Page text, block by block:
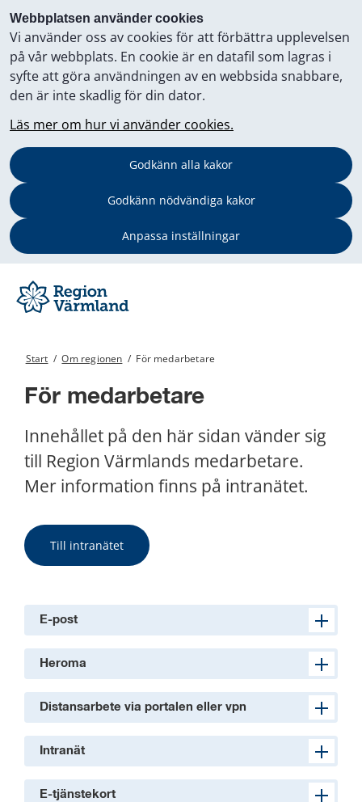
Webbplatsen använder cookies
Vi använder oss av cookies för att förbättra upplevelsen
på vår webbplats. En cookie är en datafil som lagras i
syfte att göra användningen av en webbsida snabbare,
den är inte skadlig för din dator.
Läs mer om hur vi använder cookies.
Godkänn alla kakor
Godkänn nödvändiga kakor
Anpassa inställningar
Start / Om regionen / För medarbetare
För medarbetare
Innehållet på den här sidan vänder sig
till Region Värmlands medarbetare.
Mer information finns på intranätet.
Till intranätet
E-post
Heroma
Distansarbete via portalen eller vpn
Intranät
E-tjänstekort